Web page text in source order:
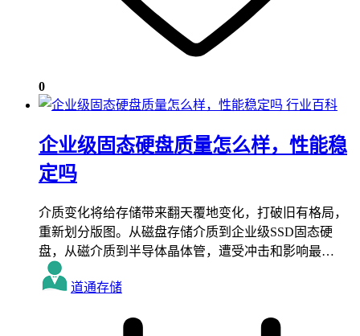
0
行业百科
企业级固态硬盘质量怎么样，性能稳
定吗
介质变化将给存储带来翻天覆地变化，打破旧有格局，
重新划分版图。从磁盘存储介质到企业级SSD固态硬
盘，从磁介质到半导体晶体管，遭受冲击和影响最…
道通存储